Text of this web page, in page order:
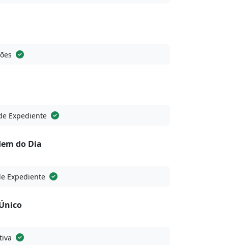
Expediente
do Dia
Expediente